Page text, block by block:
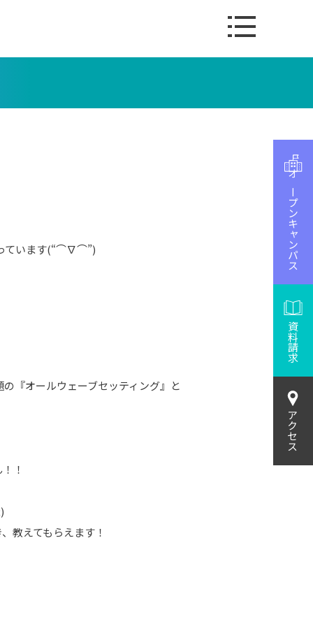
オープンキャンパス
資料請求
アクセス
っています(“⌒∇⌒”)
『オールウェーブセッティング』と
！
教えてもらえます！